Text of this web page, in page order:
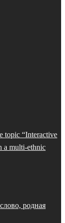
topic “Interactive
a multi-ethnic
родная